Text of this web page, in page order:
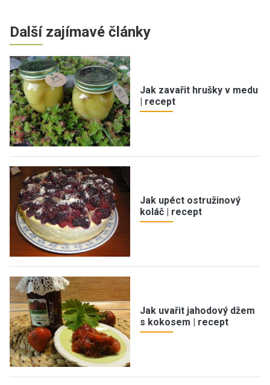
Další zajímavé články
Jak zavařit hrušky v medu
| recept
Jak upéct ostružinový
koláč | recept
Jak uvařit jahodový džem
s kokosem | recept